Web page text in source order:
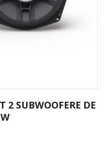
SUBWOOFERE DE